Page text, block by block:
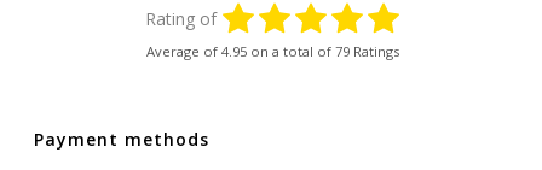
Rating of
Average of 4.95 on a total of 79 Ratings
Payment methods